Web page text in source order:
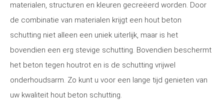
materialen, structuren en kleuren gecreëerd worden. Door
de combinatie van materialen krijgt een hout beton
schutting niet alleen een uniek uiterlijk, maar is het
bovendien een erg stevige schutting. Bovendien beschermt
het beton tegen houtrot en is de schutting vrijwel
onderhoudsarm. Zo kunt u voor een lange tijd genieten van
uw kwaliteit hout beton schutting.